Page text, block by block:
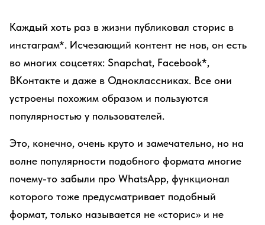
Каждый хоть раз в жизни публиковал сторис в
инстаграм*. Исчезающий контент не нов, он есть
во многих соцсетях: Snapchat, Facebook*,
ВКонтакте и даже в Одноклассниках. Все они
устроены похожим образом и пользуются
популярностью у пользователей.
Это, конечно, очень круто и замечательно, но на
волне популярности подобного формата многие
почему-то забыли про WhatsApp, функционал
которого тоже предусматривает подобный
формат, только называется не «сторис» и не